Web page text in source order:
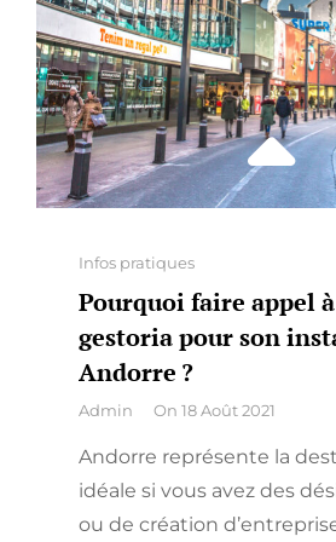
Categories
Infos pratiques
Pourquoi faire appel
gestoria pour son
Andorre ?
By
Admin On 18 Août 2021
Andorre représente la
idéale si vous avez des
ou de création